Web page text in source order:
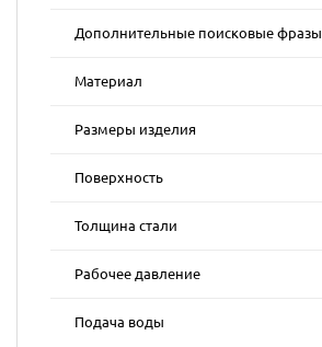
Дополнительные поисковые фразы
Материал
Размеры изделия
Поверхность
Толщина стали
Рабочее давление
Подача воды